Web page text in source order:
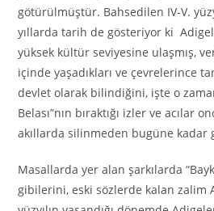
götürülmüştür. Bahsedilen IV-V.
yıllarda tarih de gösteriyor ki
yüksek kültür seviyesine ulaşmış,
içinde yaşadıkları ve çevrelerince
devlet olarak bilindiğini, işte o
Belası”nın bıraktığı izler ve acılar
akıllarda silinmeden bugüne kadar
Masallarda yer alan şarkılarda
gibilerini, eski sözlerde kalan zalim